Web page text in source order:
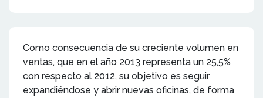
Como consecuencia de su creciente volumen en
ventas, que en el año 2013 representa un 25,5%
con respecto al 2012, su objetivo es seguir
expandiéndose y abrir nuevas oficinas, de forma